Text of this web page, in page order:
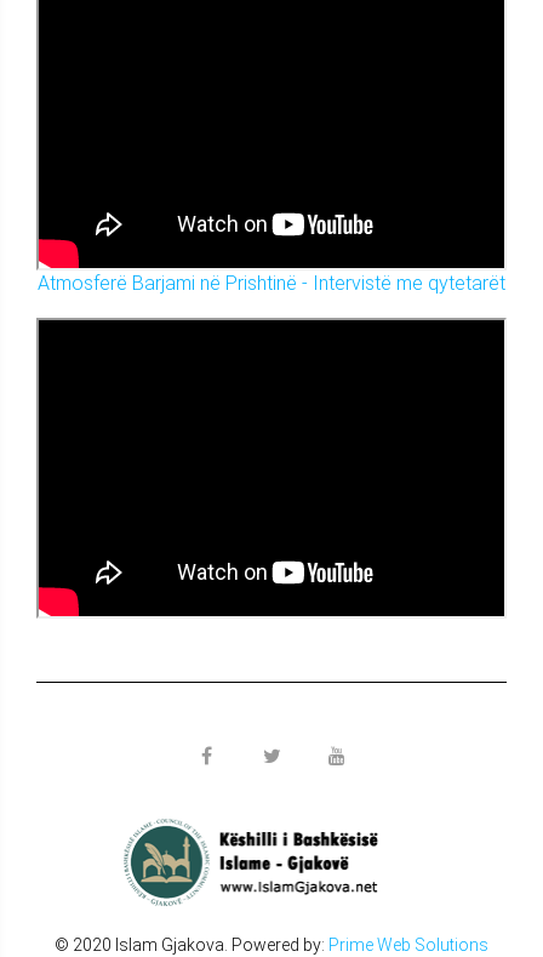
Atmosferë Barjami në Prishtinë - Intervistë me qytetarët
© 2020 Islam Gjakova. Powered by: Prime Web Solutions